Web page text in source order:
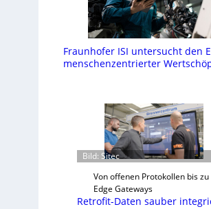
Fraunhofer ISI untersucht den
menschenzentrierter
Bild: Sitec
Von offenen Protokollen bis zu
Edge Gateways
Retrofit-Daten sauber